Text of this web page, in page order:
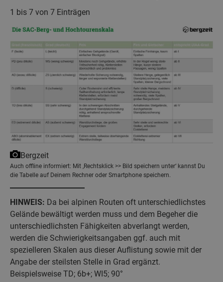
1 bis 7 von 7 Einträgen
Bergzeit
Auch offline informiert: Mit ‚Rechtsklick >> Bild speichern unter‘ kannst Du
die Tabelle auf Deinem Rechner oder Smartphone speichern.
HINWEIS: Da bei alpinen Routen oft unterschiedlichstes
Gelände bewältigt werden muss und dem Begeher die
unterschiedlichsten Fähigkeiten abverlangt werden,
werden die Schwierigkeitsangaben ggf. auch mit
spezielleren Skalen aus dieser Auflistung sowie mit der
Angabe der steilsten Stelle in Grad ergänzt.
Beispielsweise TD; 6b+; WI5; 90°